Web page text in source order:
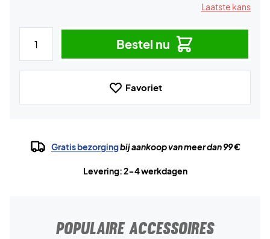
Laatste kans
Bestel nu
Favoriet
Gratis bezorgingbij aankoop van meer dan 99 €
Levering: 2-4 werkdagen
POPULAIRE ACCESSOIRES